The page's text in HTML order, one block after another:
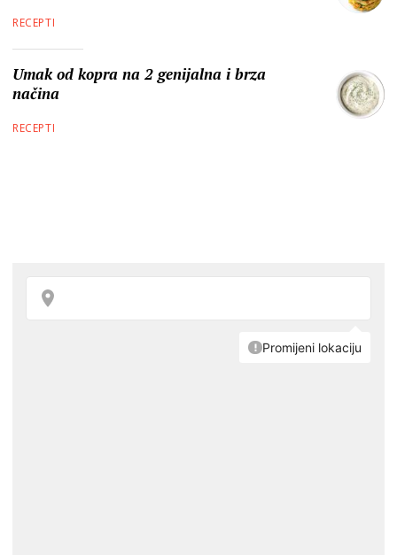
RECEPTI
Umak od kopra na 2 genijalna i brza
načina
RECEPTI